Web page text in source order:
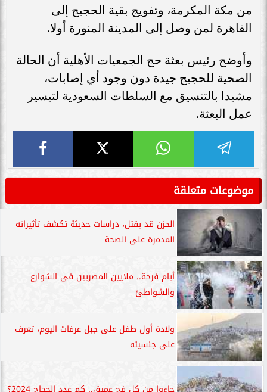
من مكة المكرمة، وتفويج بقية الحجيج إلى
القاهرة لمن وصل إلى المدينة المنورة أولا.
وأوضح رئيس بعثة حج الجمعيات الأهلية أن الحالة
الصحية للحجيج جيدة دون وجود أي إصابات،
مشيدا بالتنسيق مع السلطات السعودية لتيسير
عمل البعثة.
موضوعات متعلقة
الحزن قد يقتل، دراسات حديثة تكشف تأثيراته
المدمرة على الصحة
أيام فرحة.. ملايين المصريين فى الشوارع
والشواطئ
ولادة أول طفل على جبل عرفات اليوم، تعرف
على جنسيته